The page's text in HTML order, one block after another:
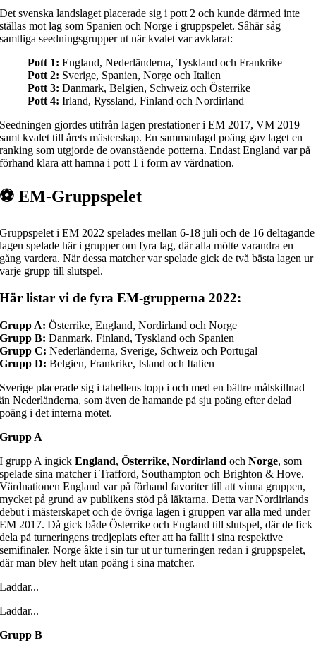
Det svenska landslaget placerade sig i pott 2 och kunde därmed inte
ställas mot lag som Spanien och Norge i gruppspelet. Såhär såg
samtliga seedningsgrupper ut när kvalet var avklarat:
Pott 1:England, Nederländerna, Tyskland och Frankrike
Pott 2: Sverige, Spanien, Norge och Italien
Pott 3:Danmark, Belgien, Schweiz och Österrike
Pott 4:Irland, Ryssland, Finland och Nordirland
Seedningen gjordes utifrån lagen prestationer i EM 2017, VM 2019
samt kvalet till årets mästerskap. En sammanlagd poäng gav laget en
ranking som utgjorde de ovanstående potterna. Endast England var på
förhand klara att hamna i pott 1 i form av värdnation.
⚽ EM-Gruppspelet
Gruppspelet i EM 2022 spelades mellan 6-18 juli och de 16 deltagande
lagen spelade här i grupper om fyra lag, där alla mötte varandra en
gång vardera. När dessa matcher var spelade gick de två bästa lagen ur
varje grupp till slutspel.
Här listar vi de fyra EM-grupperna 2022:
Grupp A: Österrike, England, Nordirland och Norge
Grupp B: Danmark, Finland, Tyskland och Spanien
Grupp C: Nederländerna, Sverige, Schweiz och Portugal
Grupp D: Belgien, Frankrike, Island och Italien
Sverige placerade sig i tabellens topp i och med en bättre målskillnad
än Nederländerna, som även de hamande på sju poäng efter delad
poäng i det interna mötet.
Grupp A
I grupp A ingickEngland,Österrike,Nordirland ochNorge, som
spelade sina matcher i Trafford, Southampton och Brighton & Hove.
Värdnationen England var på förhand favoriter till att vinna gruppen,
mycket på grund av publikens stöd på läktarna. Detta var Nordirlands
debut i mästerskapet och de övriga lagen i gruppen var alla med under
EM 2017. Då gick både Österrike och England till slutspel, där de fick
dela på turneringens tredjeplats efter att ha fallit i sina respektive
semifinaler. Norge åkte i sin tur ut ur turneringen redan i gruppspelet,
där man blev helt utan poäng i sina matcher.
Laddar...
Laddar...
Grupp B